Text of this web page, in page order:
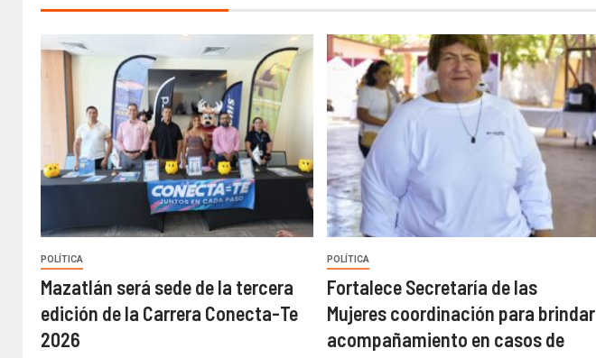
POLÍTICA
Mazatlán será sede de la tercera
edición de la Carrera Conecta-Te
2026
POLÍTICA
Fortalece Secretaría de las
Mujeres coordinación para brindar
acompañamiento en casos de